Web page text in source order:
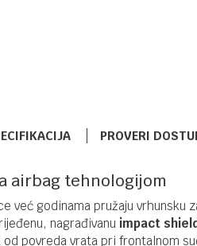
PROVERI
airbag tehnologijom
već godinama pružaju
nagrađivanu impact
povreda vrata pri frontalnom